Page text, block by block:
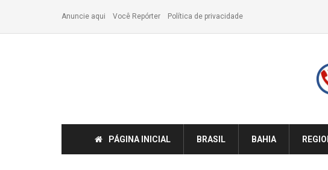
Anuncie aqui Você Repórter Política de privacidade
PÁGINA INICIAL BRASIL BAHIA